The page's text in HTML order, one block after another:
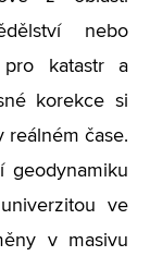
nebo
pro katastr a
korekce si
reálném čase.
geodynamiku
ve
v masivu